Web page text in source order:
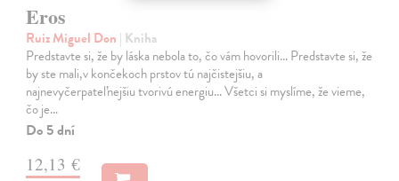
Eros
Ruiz Miguel Don | Kniha
Predstavte si, že by láska nebola to, čo vám hovorili... Predstavte si, že
by ste mali,v končekoch prstov tú najčistejšiu, a
najnevyčerpateľnejšiu tvorivú energiu... Všetci si myslíme, že vieme,
čo je…
Do 5 dní
12,13 €